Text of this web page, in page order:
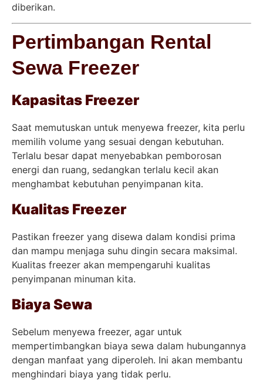
diberikan.
Pertimbangan Rental
Sewa Freezer
Kapasitas Freezer
Saat memutuskan untuk menyewa freezer, kita perlu
memilih volume yang sesuai dengan kebutuhan.
Terlalu besar dapat menyebabkan pemborosan
energi dan ruang, sedangkan terlalu kecil akan
menghambat kebutuhan penyimpanan kita.
Kualitas Freezer
Pastikan freezer yang disewa dalam kondisi prima
dan mampu menjaga suhu dingin secara maksimal.
Kualitas freezer akan mempengaruhi kualitas
penyimpanan minuman kita.
Biaya Sewa
Sebelum menyewa freezer, agar untuk
mempertimbangkan biaya sewa dalam hubungannya
dengan manfaat yang diperoleh. Ini akan membantu
menghindari biaya yang tidak perlu.